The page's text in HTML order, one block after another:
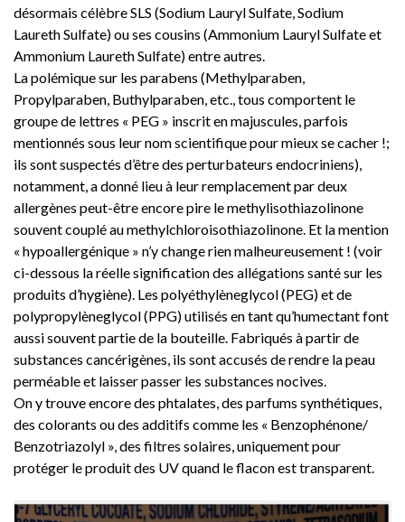
désormais célèbre SLS (Sodium Lauryl Sulfate, Sodium
Laureth Sulfate) ou ses cousins (Ammonium Lauryl Sulfate et
Ammonium Laureth Sulfate) entre autres.
La polémique sur les parabens (Methylparaben,
Propylparaben, Buthylparaben, etc., tous comportent le
groupe de lettres « PEG » inscrit en majuscules, parfois
mentionnés sous leur nom scientifique pour mieux se cacher !;
ils sont suspectés d’être des perturbateurs endocriniens),
notamment, a donné lieu à leur remplacement par deux
allergènes peut-être encore pire le methylisothiazolinone
souvent couplé au methylchloroisothiazolinone. Et la mention
« hypoallergénique » n’y change rien malheureusement ! (voir
ci-dessous la réelle signification des allégations santé sur les
produits d’hygiène). Les polyéthylèneglycol (PEG) et de
polypropylèneglycol (PPG) utilisés en tant qu’humectant font
aussi souvent partie de la bouteille. Fabriqués à partir de
substances cancérigènes, ils sont accusés de rendre la peau
perméable et laisser passer les substances nocives.
On y trouve encore des phtalates, des parfums synthétiques,
des colorants ou des additifs comme les « Benzophénone/
Benzotriazolyl », des filtres solaires, uniquement pour
protéger le produit des UV quand le flacon est transparent.